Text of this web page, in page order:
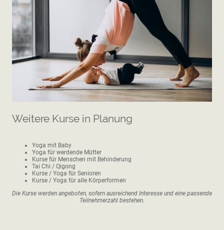
Weitere Kurse in Planung
Yoga mit Baby
Yoga für werdende Mütter
Kurse für Menschen mit Behinderung
Tai Chi / Qigong
Kurse / Yoga für Senioren
Kurse / Yoga für alle Körperformen
Die Kurse werden angeboten, sofern ausreichend Interesse und eine passende
Teilnehmerzahl bestehen.